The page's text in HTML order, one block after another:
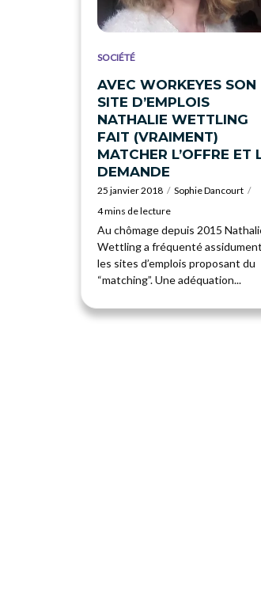
SOCIÉTÉ
AVEC WORKEYES SON
SITE D’EMPLOIS
NATHALIE WETTLING
FAIT (VRAIMENT)
MATCHER L’OFFRE ET
DEMANDE
25 janvier 2018
Sophie Dancourt
4 mins de lecture
Au chômage depuis 2015
Wettling a fréquenté assidument
les sites d’emplois proposant du
“matching”. Une adéquation...